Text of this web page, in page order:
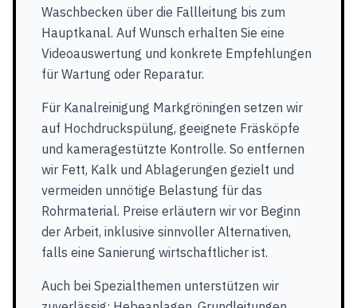
Waschbecken über die Fallleitung bis zum
Hauptkanal. Auf Wunsch erhalten Sie eine
Videoauswertung und konkrete Empfehlungen
für Wartung oder Reparatur.
Für Kanalreinigung Markgröningen setzen wir
auf Hochdruckspülung, geeignete Fräsköpfe
und kameragestützte Kontrolle. So entfernen
wir Fett, Kalk und Ablagerungen gezielt und
vermeiden unnötige Belastung für das
Rohrmaterial. Preise erläutern wir vor Beginn
der Arbeit, inklusive sinnvoller Alternativen,
falls eine Sanierung wirtschaftlicher ist.
Auch bei Spezialthemen unterstützen wir